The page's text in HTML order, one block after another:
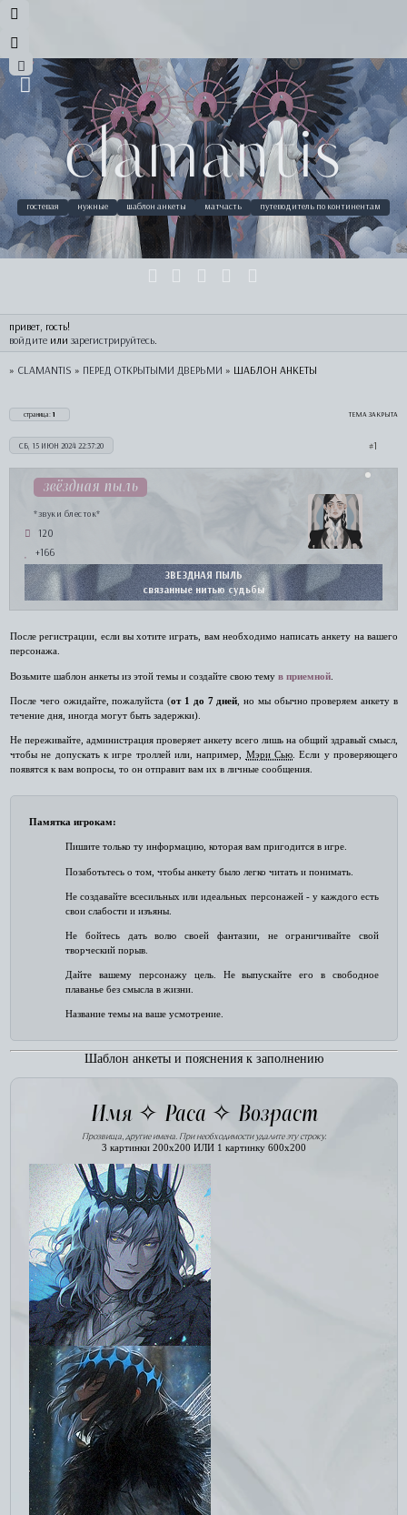
гостевая нужные шаблон анкеты матчасть путеводитель по континентам
clamantis
привет, гость!
войдите или зарегистрируйтесь.
» CLAMANTIS » ПЕРЕД ОТКРЫТЫМИ ДВЕРЬМИ » ШАБЛОН АНКЕТЫ
страница: 1 ТЕМА ЗАКРЫТА
1
СБ, 15 ИЮН 2024 22:37:20
звёздная пыль
*звуки блесток*
120
+166
ЗВЕЗДНАЯ ПЫЛЬ
связанные нитью судьбы
После регистрации, если вы хотите играть, вам необходимо написать анкету на вашего
персонажа.
Возьмите шаблон анкеты из этой темы и создайте свою тему в приемной
После чего ожидайте, пожалуйста (от 1 до 7 дней , но мы обычно проверяем анкету в
течение дня, иногда могут быть задержки).
Не переживайте, администрация проверяет анкету всего лишь на общий здравый смысл,
чтобы не допускать к игре троллей или, например, Мэри Сью . Если у проверяющего
появятся к вам вопросы, то он отправит вам их в личные сообщения.
Памятка игрокам:
Пишите только ту информацию, которая вам пригодится в игре.
Позаботьтесь о том, чтобы анкету было легко читать и понимать.
Не создавайте всесильных или идеальных персонажей - у каждого есть
свои слабости и изъяны.
Не бойтесь дать волю своей фантазии, не ограничивайте свой
творческий порыв.
Дайте вашему персонажу цель. Не выпускайте его в свободное
плаванье без смысла в жизни.
Название темы на ваше усмотрение.
Шаблон анкеты и пояснения к заполнению
Имя ✧ Раса ✧ Возраст
Прозвища, другие имена. При необходимости удалите эту строку.
3 картинки 200х200 ИЛИ 1 картинку 600х200